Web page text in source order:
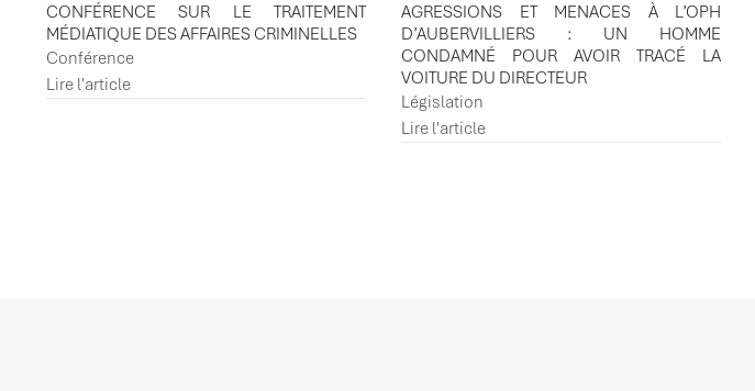
CONFÉRENCE SUR LE TRAITEMENT
MÉDIATIQUE DES AFFAIRES CRIMINELLES
Conférence
Lire l'article
AGRESSIONS ET MENACES À L’OPH
D’AUBERVILLIERS : UN HOMME
CONDAMNÉ POUR AVOIR TRACÉ LA
VOITURE DU DIRECTEUR
Législation
Lire l'article